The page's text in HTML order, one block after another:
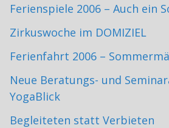
Ferienspiele 2006 – Auch ein
Zirkuswoche im DOMIZIEL
Ferienfahrt 2006 –
Neue Beratungs- und
YogaBlick
Begleiteten statt Verbieten